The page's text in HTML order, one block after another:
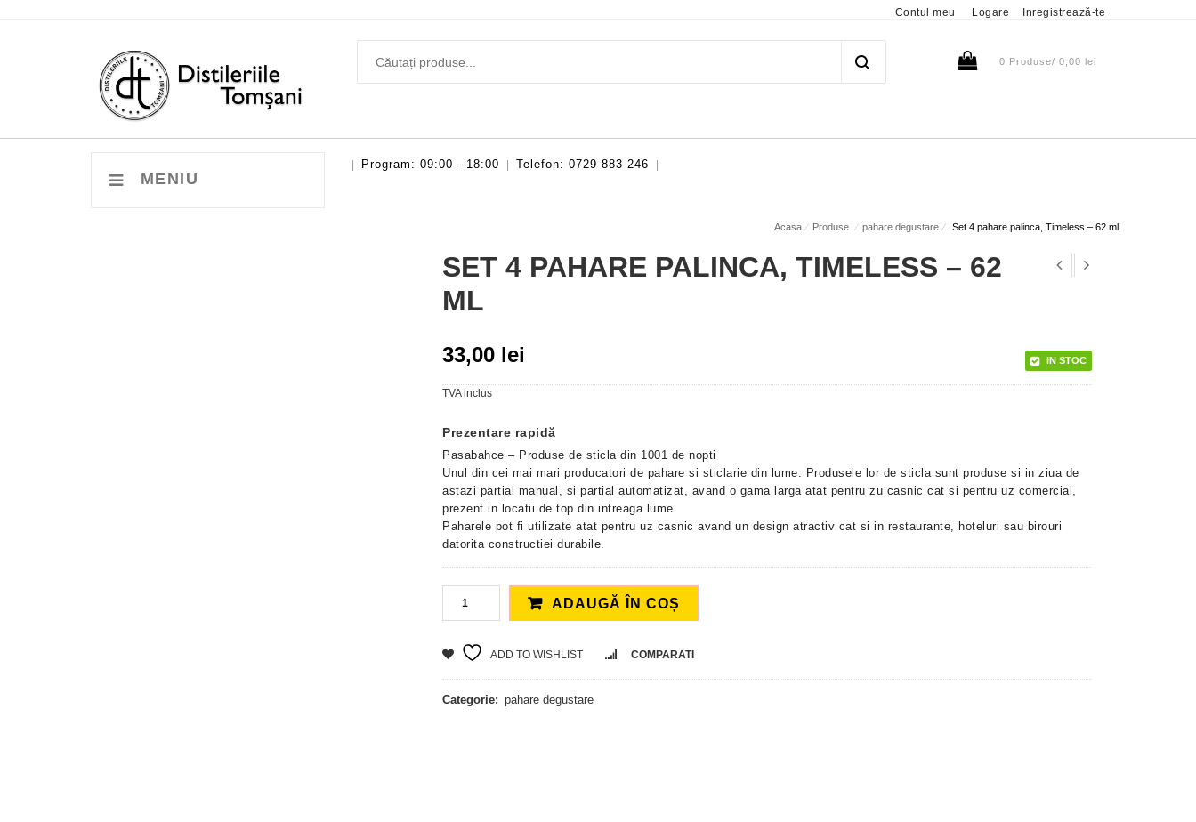
Contul meu Logare Inregistrează-te
0 Produse/ 0,00 lei
MENIU
Program: 09:00 - 18:00 Telefon: 0729 883 246
Acasa ⁄ Produse ⁄ pahare degustare ⁄ Set 4 pahare palinca, Timeless – 62 ml
SET 4 PAHARE PALINCA, TIMELESS – 62
ML
33,00 lei IN STOC
TVA inclus
Prezentare rapidă
Pasabahce – Produse de sticla din 1001 de nopti
Unul din cei mai mari producatori de pahare si sticlarie din lume. Produsele lor de sticla sunt produse si in ziua de
astazi partial manual, si partial automatizat, avand o gama larga atat pentru zu casnic cat si pentru uz comercial,
prezent in locatii de top din intreaga lume.
Paharele pot fi utilizate atat pentru uz casnic avand un design atractiv cat si in restaurante, hoteluri sau birouri
datorita constructiei durabile.
ADAUGĂ ÎN COȘ
ADD TO WISHLIST COMPARATI
Categorie: pahare degustare